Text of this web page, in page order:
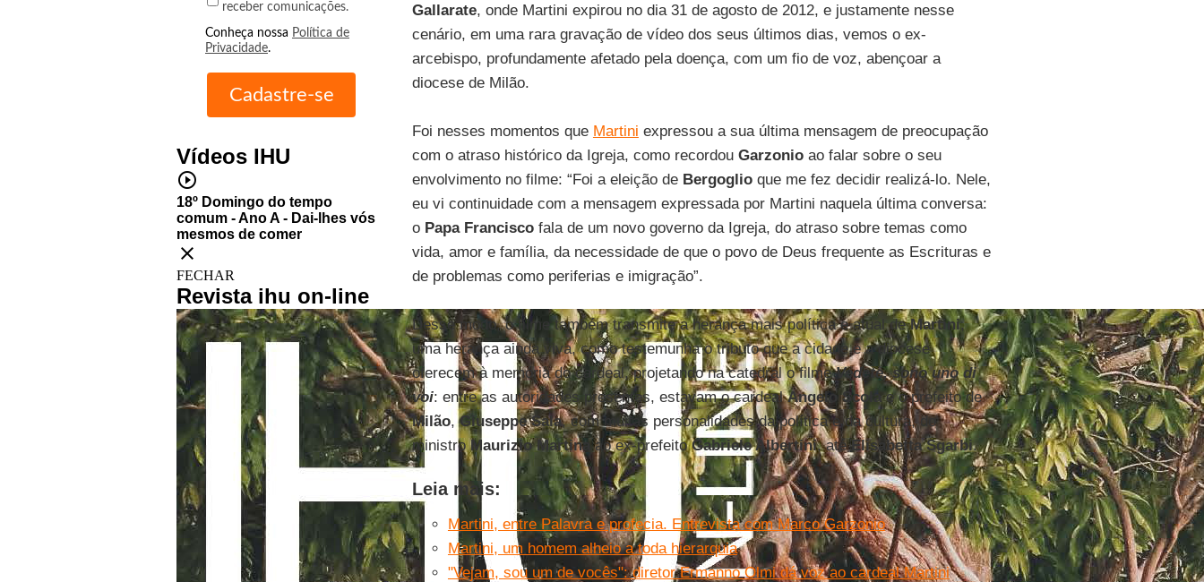
receber comunicações.
Conheça nossa Política de
Privacidade.
Vídeos IHU
play_circle_outline
18º Domingo do tempo
comum - Ano A - Dai-lhes vós
mesmos de comer
close
FECHAR
Revista ihu on-line
Gallarate, onde Martini expirou no dia 31 de agosto de 2012, e justamente nesse
cenário, em uma rara gravação de vídeo dos seus últimos dias, vemos o ex-
arcebispo, profundamente afetado pela doença, com um fio de voz, abençoar a
diocese de Milão.
Foi nesses momentos que Martini expressou a sua última mensagem de preocupação
com o atraso histórico da Igreja, como recordou Garzonioao falar sobre o seu
envolvimento no filme: “Foi a eleição de Bergoglioque me fez decidir realizá-lo. Nele,
eu vi continuidade com a mensagem expressada por Martini naquela última conversa:
o Papa Franciscofala de um novo governo da Igreja, do atraso sobre temas como
vida, amor e família, da necessidade de que o povo de Deus frequente as Escrituras e
de problemas como periferias e imigração”.
Desse modo, o filme também transmite a herança mais política e atual deMartini,
uma herança ainda viva, como testemunha o tributo que a cidade e a diocese
oferecem à memória do cardeal, projetando na catedral o filmeVedete, sono uno di
voi: entre as autoridades presentes, estavam o cardealAngelo Scolae o prefeito de
Milão,Giuseppe Sala, com muitas personalidades da política e da cultura, do
ministroMaurizio Martina ao ex-prefeitoGabriele Albertini, atéElisabetta Sgarbi.
Leia mais:
Martini, entre Palavra e profecia. Entrevista com Marco Garzonio
Martini, um homem alheio a toda hierarquia
"Vejam, sou um de vocês": diretor Ermanno Olmi dá voz ao cardeal Martini